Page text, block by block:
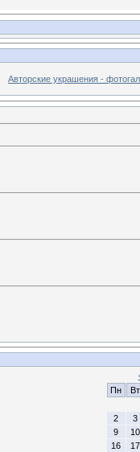
Авторские украшения -
Пн
Вт
2
3
9
10
16
17